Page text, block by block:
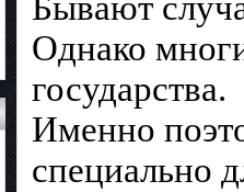
Однако
государства.
Именно
специально